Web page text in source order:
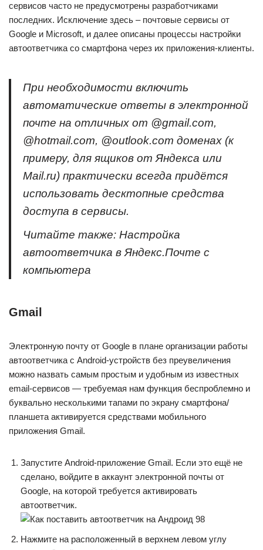
сервисов часто не предусмотрены разработчиками
последних. Исключение здесь – почтовые сервисы от
Google и Microsoft, и далее описаны процессы настройки
автоответчика со смартфона через их приложения-клиенты.
При необходимости включить
автоматические ответы в электронной
почте на отличных от @gmail.com,
@hotmail.com, @outlook.com доменах (к
примеру, для ящиков от Яндекса или
Mail.ru) практически всегда придётся
использовать десктопные средства
доступа в сервисы.
Читайте также: Настройка
автоответчика в Яндекс.Почте с
компьютера
Gmail
Электронную почту от Google в плане организации работы
автоответчика с Android-устройств без преувеличения
можно назвать самым простым и удобным из известных
email-сервисов — требуемая нам функция беспроблемно и
буквально несколькими тапами по экрану смартфона/
планшета активируется средствами мобильного
приложения Gmail.
Запустите Android-приложение Gmail. Если это ещё не
сделано, войдите в аккаунт электронной почты от
Google, на которой требуется активировать
автоответчик.
Нажмите на расположенный в верхнем левом углу